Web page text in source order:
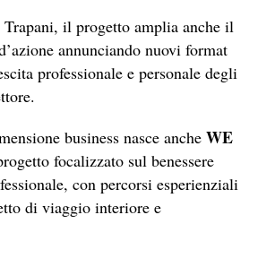
il progetto amplia anche il
annunciando nuovi format
professionale e personale degli
business nasce anche WE
focalizzato sul benessere
con percorsi esperienziali
di viaggio interiore e